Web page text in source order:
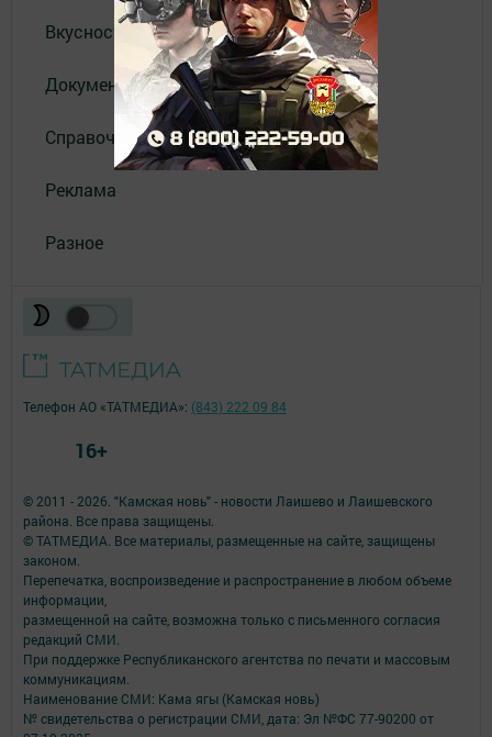
Вкусности
Документы
Справочник
Реклама
Разное
© 2011 - 2026. "Камская новь" - новости Лаишево и Лаишевского
района. Все права защищены.
© ТАТМЕДИА. Все материалы, размещенные на сайте, защищены
законом.
Перепечатка, воспроизведение и распространение в любом объеме
информации,
размещенной на сайте, возможна только с письменного согласия
редакций СМИ.
При поддержке Республиканского агентства по печати и массовым
коммуникациям.
Наименование СМИ: Кама ягы (Камская новь)
№ свидетельства о регистрации СМИ, дата: Эл №ФC 77-90200 от
Телефон АО «ТАТМЕДИА»: (843) 222 09 84
16+